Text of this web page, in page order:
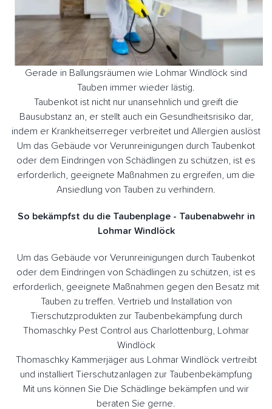
Gerade in Ballungsräumen wie Lohmar Windlöck sind
Tauben immer wieder lästig.
Taubenkot ist nicht nur unansehnlich und greift die
Bausubstanz an, er stellt auch ein Gesundheitsrisiko dar,
indem er Krankheitserreger verbreitet und Allergien auslöst
Um das Gebäude vor Verunreinigungen durch Taubenkot
oder dem Eindringen von Schädlingen zu schützen, ist es
erforderlich, geeignete Maßnahmen zu ergreifen, um die
Ansiedlung von Tauben zu verhindern.
So bekämpfst du die Taubenplage - Taubenabwehr in
Lohmar Windlöck
Um das Gebäude vor Verunreinigungen durch Taubenkot
oder dem Eindringen von Schädlingen zu schützen, ist es
erforderlich, geeignete Maßnahmen gegen den Besatz mit
Tauben zu treffen. Vertrieb und Installation von
Tierschutzprodukten zur Taubenbekämpfung durch
Thomaschky Pest Control aus Charlottenburg, Lohmar
Windlöck
Thomaschky Kammerjäger aus Lohmar Windlöck vertreibt
und installiert Tierschutzanlagen zur Taubenbekämpfung
Mit uns können Sie Die Schädlinge bekämpfen und wir
beraten Sie gerne.